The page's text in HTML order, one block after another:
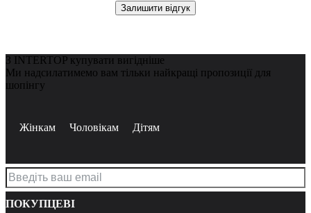
Залишити відгук
З INTERTOP купувати вигідніше
Ми надсилатимемо вам тільки найкращі пропозиції для
шопінгу
Жінкам Чоловікам Дітям
ПОКУПЦЕВІ